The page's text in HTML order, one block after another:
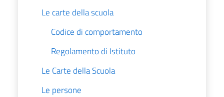
Le carte della scuola
Codice di comportamento
Regolamento di Istituto
Le Carte della Scuola
Le persone